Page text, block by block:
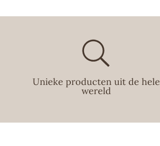
Unieke producten uit de hele
wereld